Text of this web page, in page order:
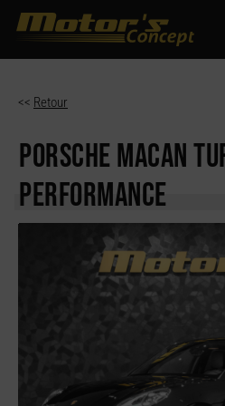
<< Retour
PORSCHE MACAN
PERFORMANCE